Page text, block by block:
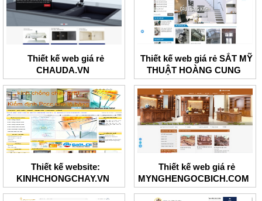
Thiết kế web giá rẻ
CHAUDA.VN
Thiết kế web giá rẻ SẮT MỸ
THUẬT HOÀNG CUNG
Thiết kế website:
KINHCHONGCHAY.VN
Thiết kế web giá rẻ
MYNGHENGOCBICH.COM